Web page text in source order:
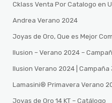
Cklass Venta Por Catalogo en
Andrea Verano 2024
Joyas de Oro, Que es Mejor
Ilusion – Verano 2024 –
Ilusion Verano 2024 | Campaña
Lamasini®️ Primavera Verano
Joyas de Oro 14 KT – Catálogo